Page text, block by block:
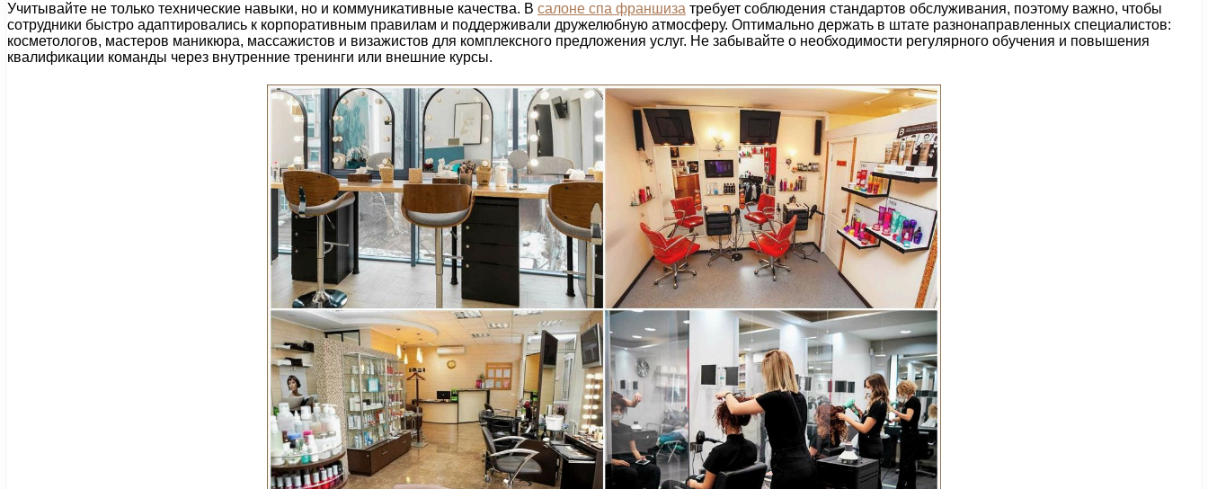
Учитывайте не только технические навыки, но и коммуникативные качества. В салоне спа франшиза требует соблюдения стандартов обслуживания, поэтому важно, чтобы
сотрудники быстро адаптировались к корпоративным правилам и поддерживали дружелюбную атмосферу. Оптимально держать в штате разнонаправленных специалистов:
косметологов, мастеров маникюра, массажистов и визажистов для комплексного предложения услуг. Не забывайте о необходимости регулярного обучения и повышения
квалификации команды через внутренние тренинги или внешние курсы.